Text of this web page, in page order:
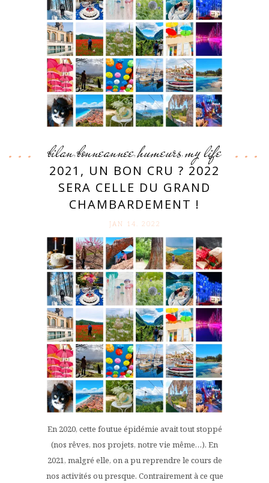
bilan,bonneannee,humeurs, my life
2021, UN BON CRU ? 2022
SERA CELLE DU GRAND
CHAMBARDEMENT !
JAN 14. 2022
En 2020, cette foutue épidémie avait tout stoppé
(nos rêves, nos projets, notre vie même…). En
2021, malgré elle, on a pu reprendre le cours de
nos activités ou presque. Contrairement à ce que